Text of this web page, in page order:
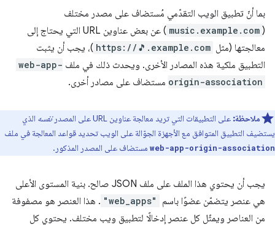
بما أنّ تطبيق الويب التقدّمي مُستضاف على مصدر مختلف
(
music.example.com
) عن بعض عناوين URL التي يحتاج إلى
معالجتها (مثل https://🎵.example.com )، يجب أن يثبت
التطبيق ملكية هذه المصادر الأخرى. ويحدث ذلك في ملف web-app-
origin-association مستضاف على مصادر أخرى.
ملاحظة: على التطبيقات التي تريد معالجة عناوين URL على المصدر نفسه الذي
يستضيف التطبيق المتوافق مع الأجهزة الجوّالة على الويب تحديد قواعد المعالجة في ملف
web-app-origin-association مستضاف على المصدر المذكور.
يجب أن يحتوي هذا الملف على ملف JSON صالح. بنية المستوى الأعلى
هي عنصر يتضمّن عضوًا باسم
"web_apps" . هذا العنصر هو مصفوفة
من العناصر ويمثّل كل عنصر إدخالًا لتطبيق ويب مختلف. يحتوي كل